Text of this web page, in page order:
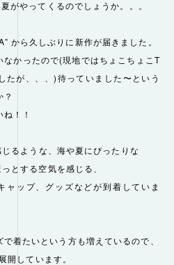
がやってくるのでしょうか。。。
から久しぶりに新作が届きました。
かったので(現地ではちょこちょこT
たが、、、)待っていました〜という
！！
るような、海や夏にぴったりな
とする空気を感じる、
ャップ、グッズなどが到着していま
着たいという方も増えているので、
しています。